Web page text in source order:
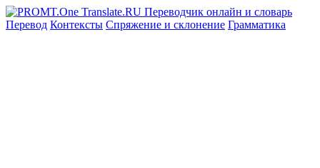
Перевод Контексты Спряжение и склонение Грамматика